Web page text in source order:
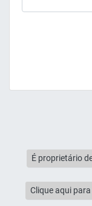
É proprietário
Clique aqui